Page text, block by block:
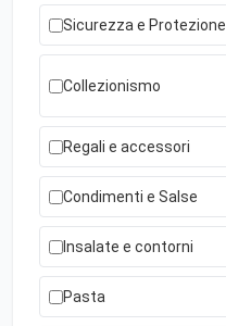
Sicurezza e Protezione
Collezionismo
Regali e accessori
Condimenti e Salse
Insalate e contorni
Pasta